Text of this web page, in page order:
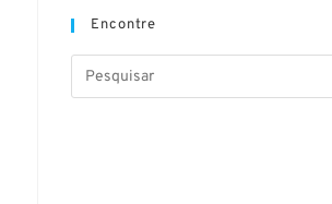
Encontre